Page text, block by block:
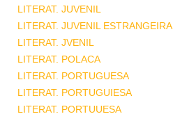
LITERAT. JUVENIL
LITERAT. JUVENIL ESTRANGEIRA
LITERAT. JVENIL
LITERAT. POLACA
LITERAT. PORTUGUESA
LITERAT. PORTUGUIESA
LITERAT. PORTUUESA